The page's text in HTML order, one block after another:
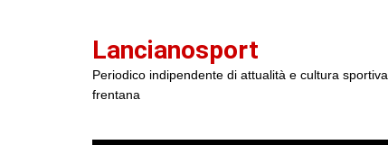
Lancianosport
Periodico indipendente di attualità e cultura sportiva
frentana